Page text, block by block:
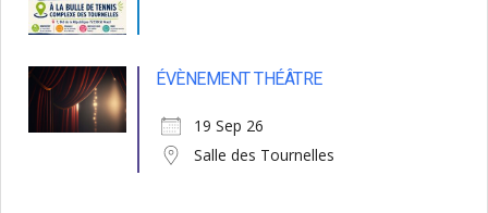
ÉVÈNEMENT THÉÂTRE
19 Sep 26
Salle des Tournelles